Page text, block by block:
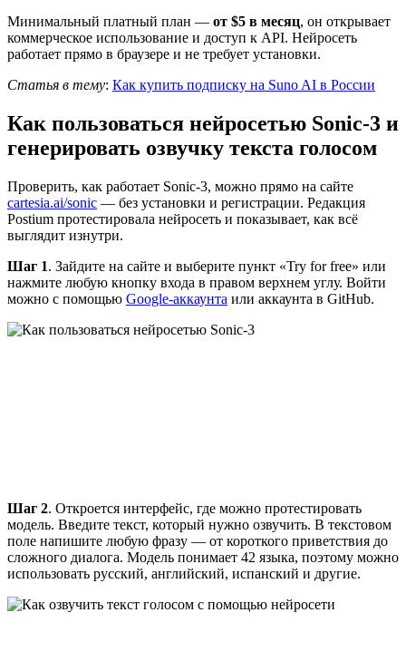
Минимальный платный план — от $5 в месяц, он открывает
коммерческое использование и доступ к API. Нейросеть
работает прямо в браузере и не требует установки.
Статья в тему: Как купить подписку на Suno AI в России
Как пользоваться нейросетью Sonic-3 и
генерировать озвучку текста голосом
Проверить, как работает Sonic-3, можно прямо на сайте
cartesia.ai/sonic — без установки и регистрации. Редакция
Postium протестировала нейросеть и показывает, как всё
выглядит изнутри.
Шаг 1. Зайдите на сайте и выберите пункт «Try for free» или
нажмите любую кнопку входа в правом верхнем углу. Войти
можно с помощью Google-аккаунта или аккаунта в GitHub.
Шаг 2. Откроется интерфейс, где можно протестировать
модель. Введите текст, который нужно озвучить. В текстовом
поле напишите любую фразу — от короткого приветствия до
сложного диалога. Модель понимает 42 языка, поэтому можно
использовать русский, английский, испанский и другие.